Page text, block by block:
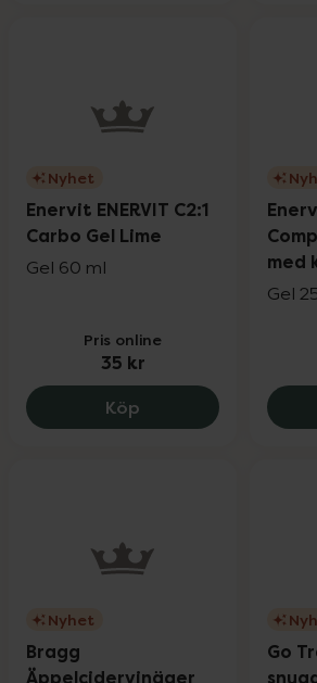
Nyhet
Enervit ENERVIT C2:1
Carbo Gel Lime
Gel 60 ml
Pris online
35 kr
Köp Enervit ENERVIT
med
Gel
Nyhet
Bragg
Äppelcidervinäger
Go